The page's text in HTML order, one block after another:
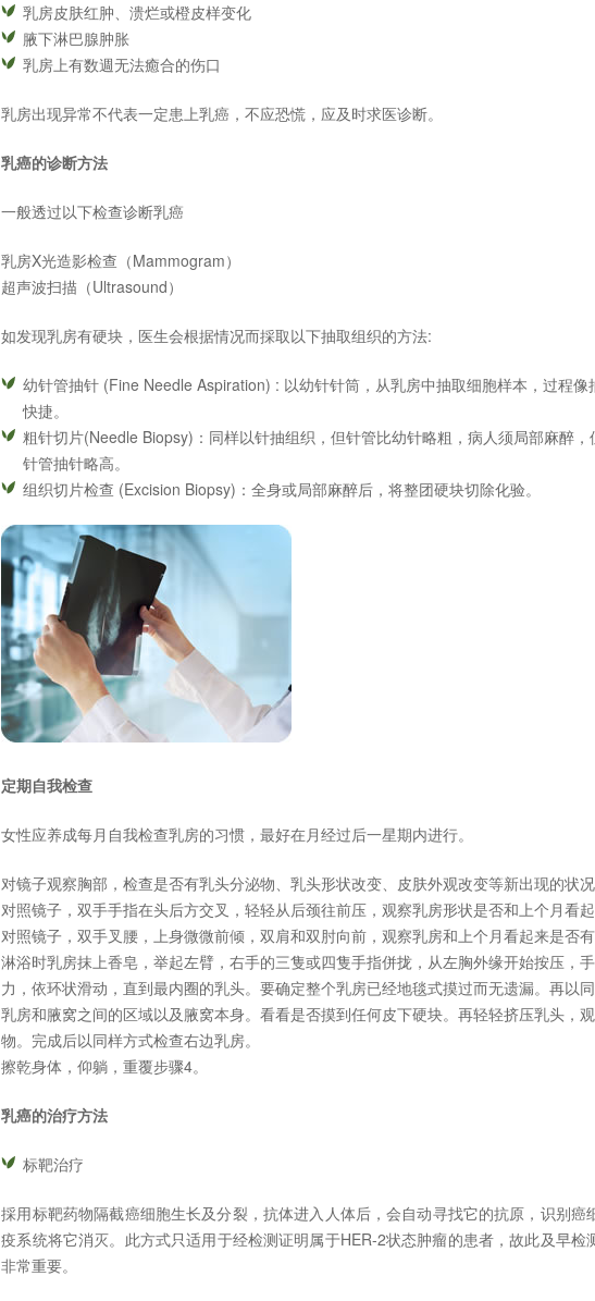
乳房皮肤红肿、溃烂或橙皮样变化
腋下淋巴腺肿胀
乳房上有数週无法癒合的伤口
乳房出现异常不代表一定患上乳癌，不应恐慌，应及时求医诊断。
乳癌的诊断方法
一般透过以下检查诊断乳癌
乳房X光造影检查（Mammogram）
超声波扫描（Ultrasound）
如发现乳房有硬块，医生会根据情况而採取以下抽取组织的方法:
幼针管抽针 (Fine Needle Aspiration) : 以幼针针筒，从乳房中抽取细胞样本，过程像
快捷。
粗针切片(Needle Biopsy)：同样以针抽组织，但针管比幼针略粗，病人须局部麻醉，
针管抽针略高。
组织切片检查 (Excision Biopsy)：全身或局部麻醉后，将整团硬块切除化验。
定期自我检查
女性应养成每月自我检查乳房的习惯，最好在月经过后一星期内进行。
对镜子观察胸部，检查是否有乳头分泌物、乳头形状改变、皮肤外观改变等新出现的状况
对照镜子，双手手指在头后方交叉，轻轻从后颈往前压，观察乳房形状是否和上个月看起
对照镜子，双手叉腰，上身微微前倾，双肩和双肘向前，观察乳房和上个月看起来是否有
淋浴时乳房抹上香皂，举起左臂，右手的三隻或四隻手指併拢，从左胸外缘开始按压，
力，依环状滑动，直到最内圈的乳头。要确定整个乳房已经地毯式摸过而无遗漏。再以
乳房和腋窝之间的区域以及腋窝本身。看看是否摸到任何皮下硬块。再轻轻挤压乳头，
物。完成后以同样方式检查右边乳房。
擦乾身体，仰躺，重覆步骤4。
乳癌的治疗方法
标靶治疗
採用标靶药物隔截癌细胞生长及分裂，抗体进入人体后，会自动寻找它的抗原，识别癌
疫系统将它消灭。此方式只适用于经检测证明属于HER-2状态肿瘤的患者，故此及早检
非常重要。